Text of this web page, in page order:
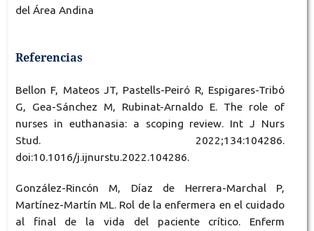
del Área Andina
Referencias
Bellon F, Mateos JT, Pastells-Peiró R, Espigares-Tribó
G, Gea-Sánchez M, Rubinat-Arnaldo E. The role of
nurses in euthanasia: a scoping review. Int J Nurs
Stud. 2022;134:104286.
doi:10.1016/j.ijnurstu.2022.104286.
González-Rincón M, Díaz de Herrera-Marchal P,
Martínez-Martín ML. Rol de la enfermera en el cuidado
al final de la vida del paciente crítico. Enferm